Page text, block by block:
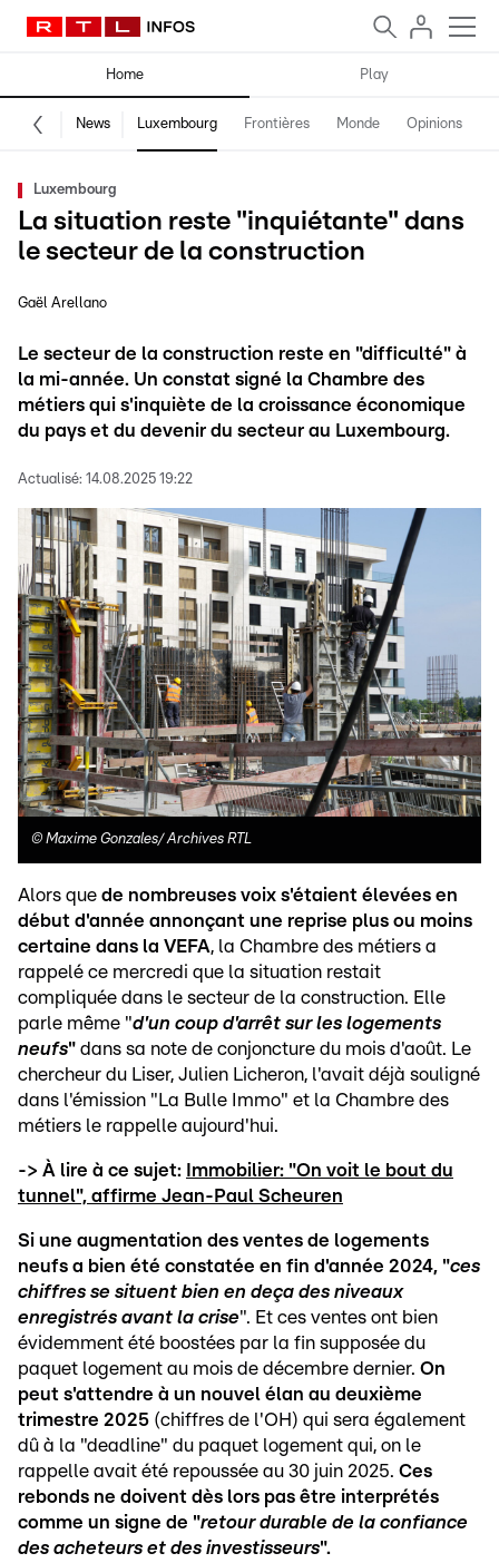
Home Play
News Luxembourg Frontières Monde Opinions
Luxembourg
La situation reste "inquiétante" dans
le secteur de la construction
Gaël Arellano
Le secteur de la construction reste en "difficulté" à
la mi-année. Un constat signé la Chambre des
métiers qui s'inquiète de la croissance économique
du pays et du devenir du secteur au Luxembourg.
Actualisé: 14.08.2025 19:22
© Maxime Gonzales/ Archives RTL
Alors que de nombreuses voix s'étaient élevées en
début d'année annonçant une reprise plus ou moins
certaine dans la VEFA, la Chambre des métiers a
rappelé ce mercredi que la situation restait
compliquée dans le secteur de la construction. Elle
parle même "d'un coup d'arrêt sur les logements
neufs" dans sa note de conjoncture du mois d'août. Le
chercheur du Liser, Julien Licheron, l'avait déjà souligné
dans l'émission "La Bulle Immo" et la Chambre des
métiers le rappelle aujourd'hui.
-> À lire à ce sujet: Immobilier: "On voit le bout du
tunnel", affirme Jean-Paul Scheuren
Si une augmentation des ventes de logements
neufs a bien été constatée en fin d'année 2024, "ces
chiffres se situent bien en deça des niveaux
enregistrés avant la crise". Et ces ventes ont bien
évidemment été boostées par la fin supposée du
paquet logement au mois de décembre dernier. On
peut s'attendre à un nouvel élan au deuxième
trimestre 2025 (chiffres de l'OH) qui sera également
dû à la "deadline" du paquet logement qui, on le
rappelle avait été repoussée au 30 juin 2025. Ces
rebonds ne doivent dès lors pas être interprétés
comme un signe de "retour durable de la confiance
des acheteurs et des investisseurs".